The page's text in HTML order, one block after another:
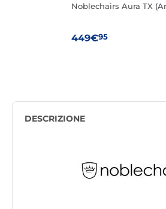
Noblechairs Aura TX
449€95
DESCRIZIONE